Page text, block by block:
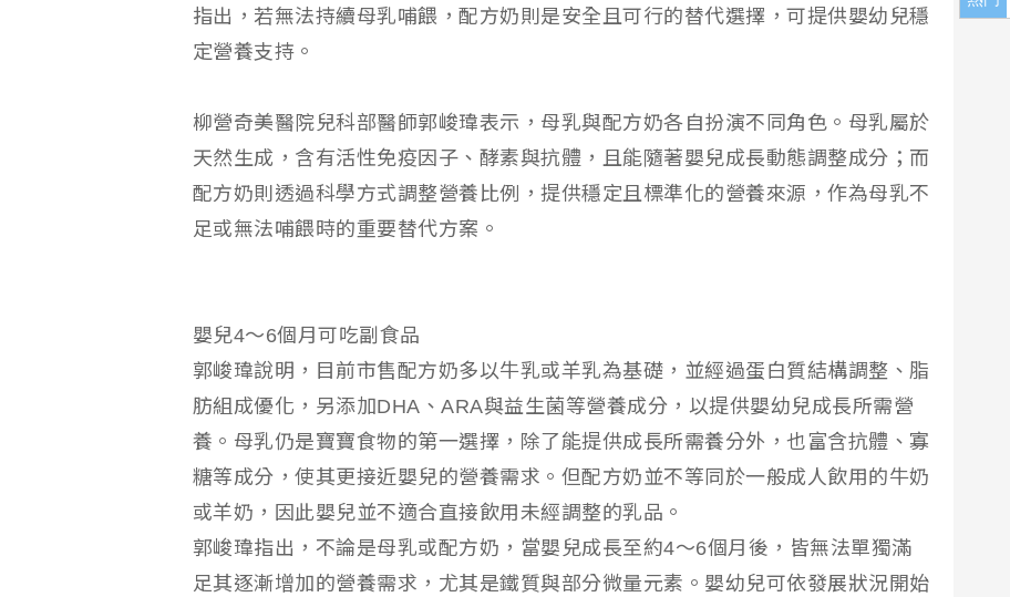
指出，若無法持續母乳哺餵，配方奶則是安全且可行的替代選擇，可提供嬰幼兒穩
定營養支持。
柳營奇美醫院兒科部醫師郭峻瑋表示，母乳與配方奶各自扮演不同角色。母乳屬於
天然生成，含有活性免疫因子、酵素與抗體，且能隨著嬰兒成長動態調整成分；而
配方奶則透過科學方式調整營養比例，提供穩定且標準化的營養來源，作為母乳不
足或無法哺餵時的重要替代方案。
嬰兒4～6個月可吃副食品
郭峻瑋說明，目前市售配方奶多以牛乳或羊乳為基礎，並經過蛋白質結構調整、脂
肪組成優化，另添加DHA、ARA與益生菌等營養成分，以提供嬰幼兒成長所需營
養。母乳仍是寶寶食物的第一選擇，除了能提供成長所需養分外，也富含抗體、寡
糖等成分，使其更接近嬰兒的營養需求。但配方奶並不等同於一般成人飲用的牛奶
或羊奶，因此嬰兒並不適合直接飲用未經調整的乳品。
郭峻瑋指出，不論是母乳或配方奶，當嬰兒成長至約4～6個月後，皆無法單獨滿
足其逐漸增加的營養需求，尤其是鐵質與部分微量元素。嬰幼兒可依發展狀況開始